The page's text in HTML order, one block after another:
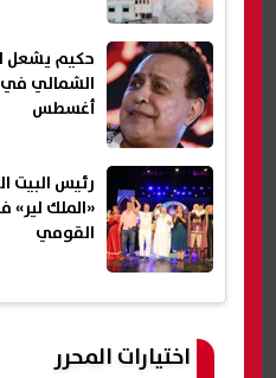
حكيم يشعل
أغسطس
رئيس البيت
«الملك
القومي
اختيارات المحرر